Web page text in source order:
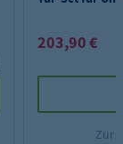
203,90 €
Zur